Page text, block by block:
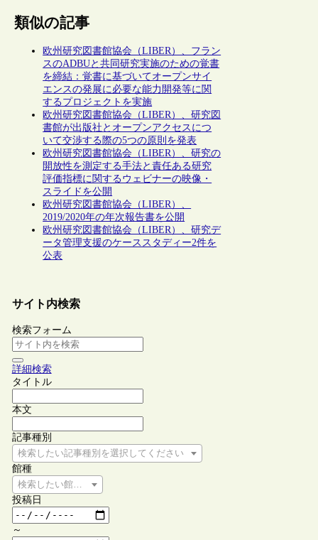
類似の記事
欧州研究図書館協会（LIBER）、フラン
スのADBUと共同研究実施のための覚書
を締結：覚書に基づいてオープンサイ
エンスの発展に必要な能力開発等に関
するプロジェクトを実施
欧州研究図書館協会（LIBER）、研究図
書館が出版社とオープンアクセスにつ
いて交渉する際の5つの原則を発表
欧州研究図書館協会（LIBER）、研究の
開放性を測定する手法と責任ある研究
評価指標に関するウェビナーの映像・
スライドを公開
欧州研究図書館協会（LIBER）、
2019/2020年の年次報告書を公開
欧州研究図書館協会（LIBER）、研究デ
ータ管理支援のケーススタディー2件を
公表
サイト内検索
検索フォーム
詳細検索
タイトル
本文
記事種別
検索したい記事種別を選択してください
館種
検索したい館種を選択してください
投稿日
～